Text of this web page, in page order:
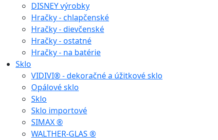
DISNEY výrobky
Hračky - chlapčenské
Hračky - dievčenské
Hračky - ostatné
Hračky - na batérie
Sklo
VIDIVI® - dekoračné a úžitkové sklo
Opálové sklo
Sklo
Sklo importové
SIMAX ®
WALTHER-GLAS ®